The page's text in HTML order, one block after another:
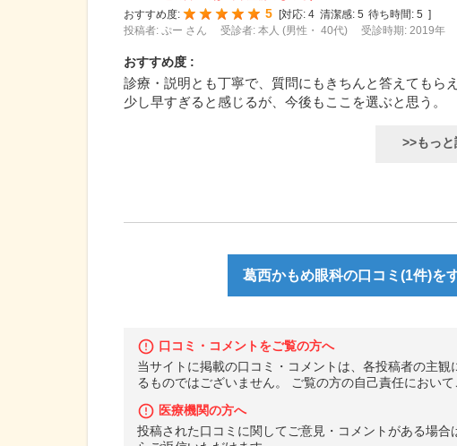
おすすめ度:
5 [対応: 4 清潔感: 5 待ち時間: 5 ]
投稿者: ぷー さん
受診者: 本人 (男性・ 40代) 受診時期: 2019年
おすすめ度 :
診療・説明とも丁寧で、質問にもきちんと答えてもら
少し早すぎると感じるが、今後もここを選ぶと思う。
>>もっ
葛西かもめ眼科の口コミ(1件)を
口コミ・コメントをご覧の方へ
当サイトに掲載の口コミ・コメントは、各投稿者の主
るものではございません。 ご覧の方の自己責任において
医療機関の方へ
投稿された口コミに関してご意見・コメントがある場